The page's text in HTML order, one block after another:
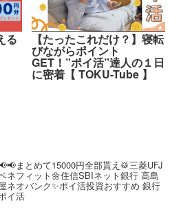
る 【たったこれだけ？】寝転
びながらポイント
GET！”ポイ活”達人の１日
に密着【 TOKU-Tube 】
まとめて15000円全部貰え🥁三菱UFJ
ネフィット🌼住信SBIネット銀行 高島
ネオバンク✨ポイ活投資おすすめ 銀行
イ活